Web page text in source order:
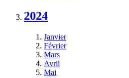
2024
Janvier
Février
Mars
Avril
Mai